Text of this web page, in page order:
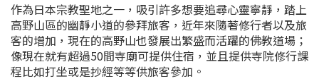
作為日本宗教聖地之一，吸引許多想要追尋心靈寧靜，踏上
高野山區的幽靜小道的參拜旅客，近年來隨著修行者以及旅
客的增加，現在的高野山也發展出繁盛而活躍的佛教道場；
像現在就有超過50間寺廟可提供住宿，並且提供寺院修行課
程比如打坐或是抄經等等供旅客參加。